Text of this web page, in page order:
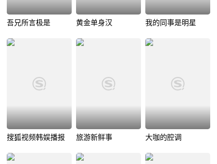
吾兄所言极是 黄金单身汉 我的同事是明星
搜狐视频韩娱播报 旅游新鲜事 大咖的腔调